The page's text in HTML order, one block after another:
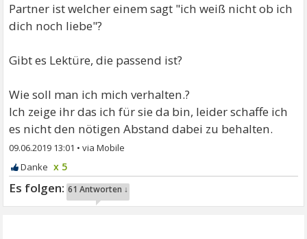
Partner ist welcher einem sagt "ich weiß nicht ob ich
dich noch liebe"?
Gibt es Lektüre, die passend ist?
Wie soll man ich mich verhalten.?
Ich zeige ihr das ich für sie da bin, leider schaffe ich
es nicht den nötigen Abstand dabei zu behalten.
09.06.2019 13:01 •
x 5
61 Antworten ↓